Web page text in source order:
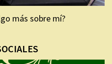
más sobre mí?